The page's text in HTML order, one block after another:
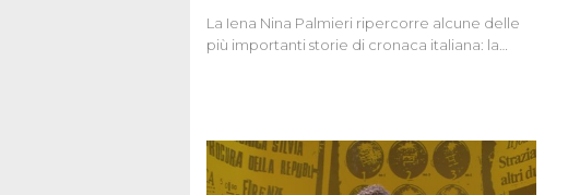
La Iena Nina Palmieri ripercorre alcune delle
più importanti storie di cronaca italiana: la